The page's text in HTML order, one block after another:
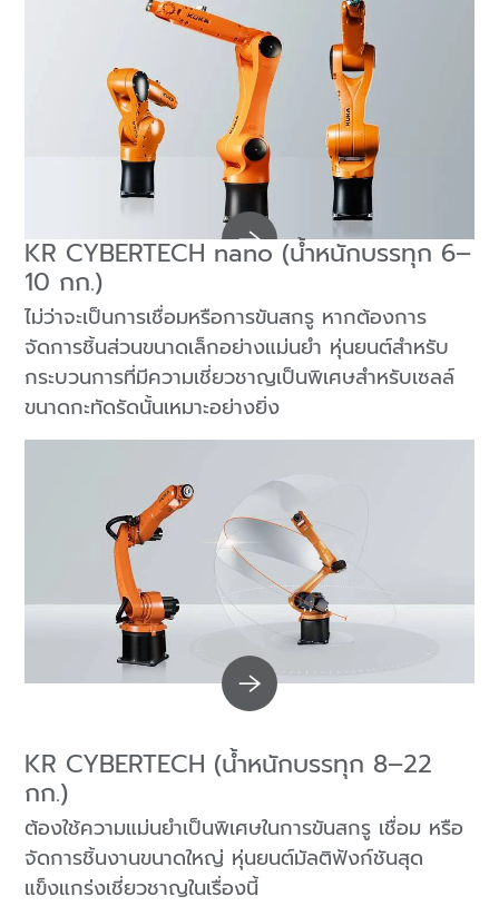
KR CYBERTECH nano (น้ำหนักบรรทุก 6–
10 กก.)
ไม่ว่าจะเป็นการเชื่อมหรือการขันสกรู หากต้องการ
จัดการชิ้นส่วนขนาดเล็กอย่างแม่นยำ หุ่นยนต์สำหรับ
กระบวนการที่มีความเชี่ยวชาญเป็นพิเศษสำหรับเซลล์
ขนาดกะทัดรัดนั้นเหมาะอย่างยิ่ง
KR CYBERTECH (น้ำหนักบรรทุก 8–22
กก.)
ต้องใช้ความแม่นยำเป็นพิเศษในการขันสกรู เชื่อม หรือ
จัดการชิ้นงานขนาดใหญ่ หุ่นยนต์มัลติฟังก์ชันสุด
แข็งแกร่งเชี่ยวชาญในเรื่องนี้